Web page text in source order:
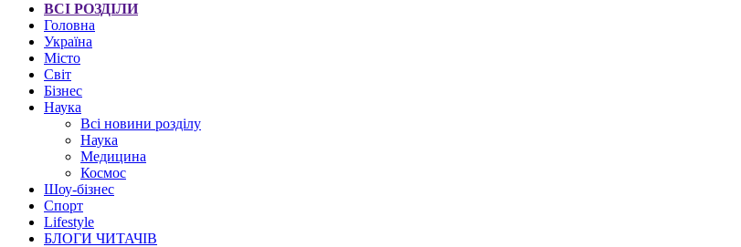
ВСІ РОЗДІЛИ
Головна
Україна
Місто
Світ
Бізнес
Наука
Всі новини розділу
Наука
Медицина
Космос
Шоу-бізнес
Спорт
Lifestyle
БЛОГИ ЧИТАЧІВ